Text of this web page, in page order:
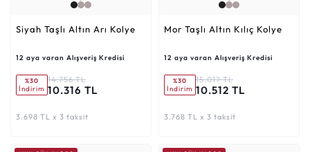
Siyah Taşlı Altın Arı Kolye
12 aya varan Alışveriş Kredisi
%30
İndirim
14.756 TL
10.316 TL
3.698 TL x 3 taksit
Mor Taşlı Altın Kılıç Kolye
12 aya varan Alışveriş Kredisi
%30
İndirim
15.017 TL
10.512 TL
3.768 TL x 3 taksit